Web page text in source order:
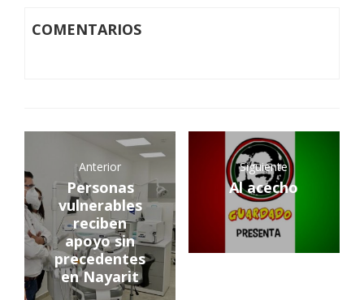
COMENTARIOS
Anterior
Personas
vulnerables
reciben
apoyo sin
precedentes
en Nayarit
Siguiente
Al acecho